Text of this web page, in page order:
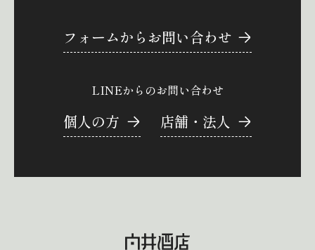
フォームからお問い合わせ
LINEからのお問い合わせ
個人の方 店舗・法人